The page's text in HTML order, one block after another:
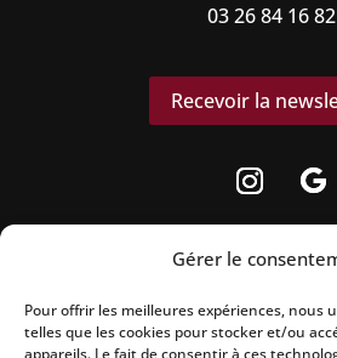
Gérer le
Pour offrir les meilleures expériences, nous
telles que les cookies pour stocker et/ou
appareils. Le fait de consentir à ces
03 26 84 16 82
Recevoir la
La vente d’alcool est